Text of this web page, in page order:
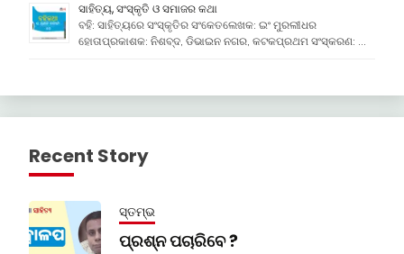
ସାହିତ୍ୟ, ସଂସ୍କୃତି ଓ ସମାଜର କଥା
ବହି: ସାହିତ୍ୟରେ ସଂସ୍କୃତିର ସଂକେତଲେଖକ: ଇଂ ମୁରଲୀଧର
ହୋତାପ୍ରକାଶକ: ନିଶବ୍ଦ, ଡିଭାଇନ ନଗର, କଟକପ୍ରଥମ ସଂସ୍କରଣ: …
Recent Story
ସ୍ତମ୍ଭ
ପ୍ରଶ୍ନ ପଚାରିବେ ?